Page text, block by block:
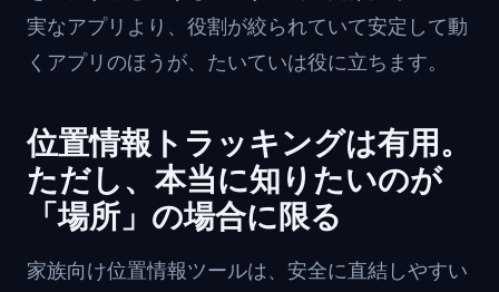
実なアプリより、役割が絞られていて安定して動
くアプリのほうが、たいていは役に立ちます。
位置情報トラッキングは有用。
ただし、本当に知りたいのが
「場所」の場合に限る
家族向け位置情報ツールは、安全に直結しやすい